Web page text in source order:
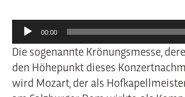
Audio-
Player
00:00
Die sogenannte Krönungsmesse,
den Höhepunkt dieses
wird Mozart, der als